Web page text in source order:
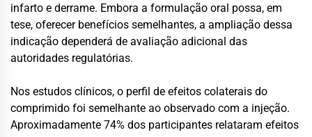
infarto e derrame. Embora a formulação oral possa, em
tese, oferecer benefícios semelhantes, a ampliação dessa
indicação dependerá de avaliação adicional das
autoridades regulatórias.
Nos estudos clínicos, o perfil de efeitos colaterais do
comprimido foi semelhante ao observado com a injeção.
Aproximadamente 74% dos participantes relataram efeitos